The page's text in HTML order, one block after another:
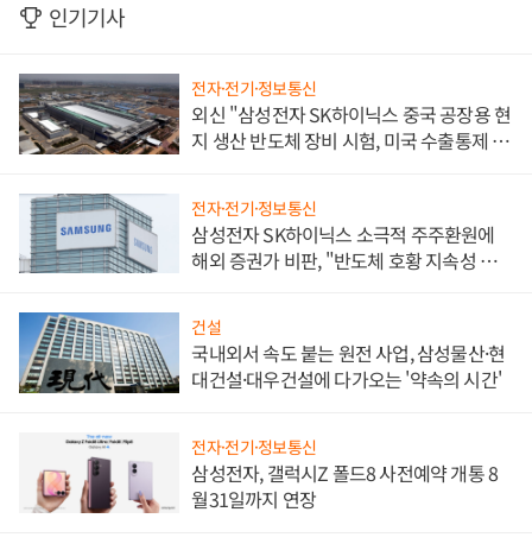
인기기사
전자·전기·정보통신
외신 "삼성전자 SK하이닉스 중국 공장용 현
지 생산 반도체 장비 시험, 미국 수출통제 대
전자·전기·정보통신
삼성전자 SK하이닉스 소극적 주주환원에
해외 증권가 비판, "반도체 호황 지속성 의
건설
국내외서 속도 붙는 원전 사업, 삼성물산·현
대건설·대우건설에 다가오는 '약속의 시간'
전자·전기·정보통신
삼성전자, 갤럭시Z 폴드8 사전예약 개통 8
월31일까지 연장